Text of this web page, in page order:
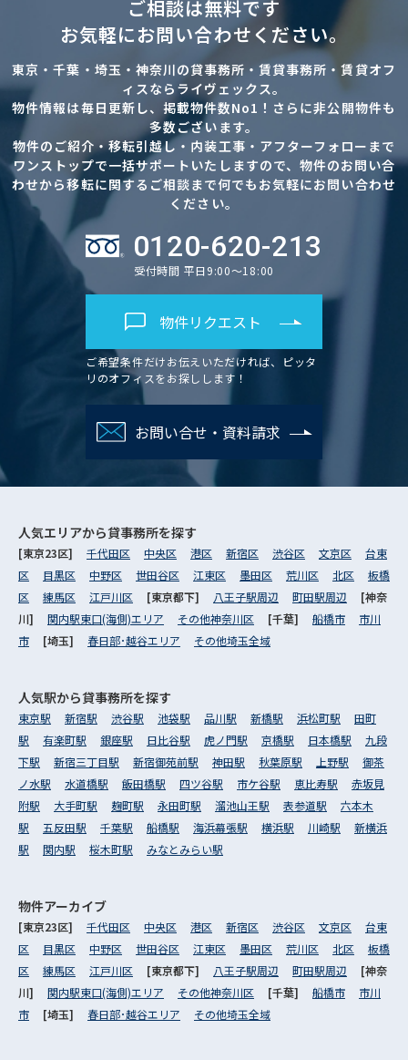
ご相談は無料です
お気軽にお問い合わせください。
東京・千葉・埼玉・神奈川の貸事務所・賃貸事務所・賃貸オフ
ィスならライヴェックス。
物件情報は毎日更新し、掲載物件数No1！さらに非公開物件も
多数ございます。
物件のご紹介・移転引越し・内装工事・アフターフォローまで
ワンストップで一括サポートいたしますので、物件のお問い合
わせから移転に関するご相談まで何でもお気軽にお問い合わせ
ください。
0120-620-213
受付時間 平日9:00～18:00
物件リクエスト
ご希望条件だけお伝えいただければ、ピッタ
リのオフィスをお探しします！
お問い合せ・資料請求
人気エリアから貸事務所を探す
[東京23区] 千代田区 中央区 港区 新宿区 渋谷区 文京区
台東
区
目黒区 中野区 世田谷区 江東区 墨田区 荒川区 北区
板橋
区
練馬区 江戸川区 [東京都下] 八王子駅周辺 町田駅周辺
[神奈
川] 関内駅東口(海側)エリア その他神奈川区 [千葉] 船橋市
市川
市
[埼玉] 春日部･越谷エリア その他埼玉全域
人気駅から貸事務所を探す
東京駅 新宿駅 渋谷駅 池袋駅 品川駅 新橋駅 浜松町駅
田町
駅
有楽町駅 銀座駅 日比谷駅 虎ノ門駅 京橋駅 日本橋駅
九段
下駅
新宿三丁目駅 新宿御苑前駅 神田駅 秋葉原駅 上野駅
御茶
ノ水駅
水道橋駅 飯田橋駅 四ツ谷駅 市ケ谷駅 恵比寿駅
赤坂見
附駅
大手町駅 麹町駅 永田町駅 溜池山王駅 表参道駅
六本木
駅
五反田駅 千葉駅 船橋駅 海浜幕張駅 横浜駅 川崎駅
新横浜
駅
関内駅 桜木町駅 みなとみらい駅
物件アーカイブ
[東京23区] 千代田区 中央区 港区 新宿区 渋谷区 文京区
台東
区
目黒区 中野区 世田谷区 江東区 墨田区 荒川区 北区
板橋
区
練馬区 江戸川区 [東京都下] 八王子駅周辺 町田駅周辺
[神奈
川] 関内駅東口(海側)エリア その他神奈川区 [千葉] 船橋市
市川
市
[埼玉] 春日部･越谷エリア その他埼玉全域